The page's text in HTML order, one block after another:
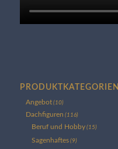
PRODUKTKATEGORIEN
Angebot (10)
Dachfiguren (116)
Beruf und Hobby (15)
Sagenhaftes (9)